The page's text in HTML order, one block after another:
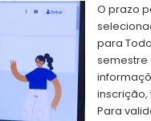
O prazo
para
semestre
Para